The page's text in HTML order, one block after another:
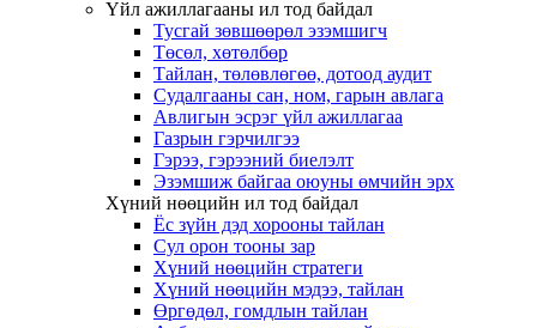
Үйл ажиллагааны ил тод байдал
Тусгай зөвшөөрөл эзэмшигч
Төсөл, хөтөлбөр
Тайлан, төлөвлөгөө, дотоод аудит
Судалгааны сан, ном, гарын авлага
Авлигын эсрэг үйл ажиллагаа
Газрын гэрчилгээ
Гэрээ, гэрээний биелэлт
Эзэмшиж байгаа оюуны өмчийн эрх
Хүний нөөцийн ил тод байдал
Ёс зүйн дэд хорооны тайлан
Сул орон тооны зар
Хүний нөөцийн стратеги
Хүний нөөцийн мэдээ, тайлан
Өргөдөл, гомдлын тайлан